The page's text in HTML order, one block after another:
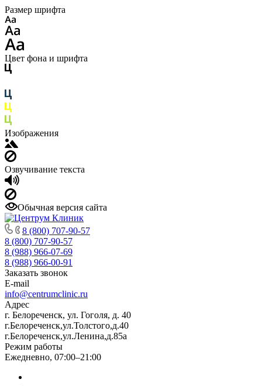
Размер шрифта
Цвет фона и шрифта
Изображения
Озвучивание текста
Обычная версия сайта
8 (800) 707-90-57
8 (800) 707-90-57
8 (988) 966-07-69
8 (988) 966-00-91
Заказать звонок
E-mail
info@centrumclinic.ru
Адрес
г. Белореченск, ул. Гоголя, д. 40
г.Белореченск,ул.Толстого,д.40
г.Белореченск,ул.Ленина,д.85а
Режим работы
Ежедневно, 07:00–21:00